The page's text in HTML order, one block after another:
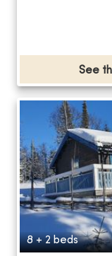
See
8 + 2 beds